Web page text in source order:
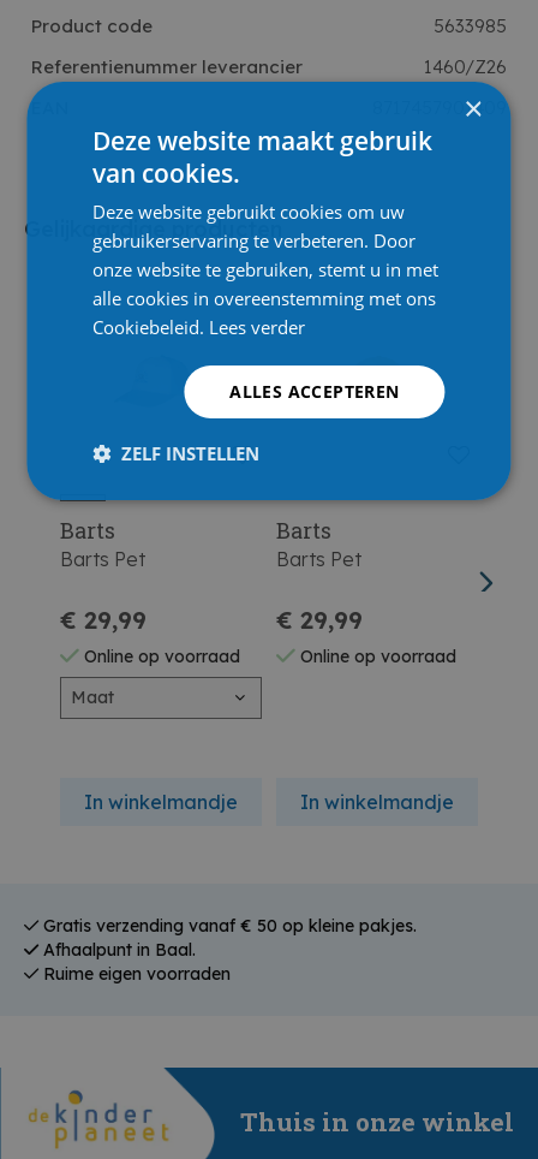
Product code
5633985
Referentienummer leverancier
1460/Z26
EAN
8717457901409
Gelijkaardige producten
Barts
Barts Pet
€ 29,99
Online op voorraad
Maat
In winkelmandje
Barts
Barts Pet
€ 29,99
Online op voorraad
In winkelmandje
Gratis verzending vanaf € 50 op kleine pakjes.
Afhaalpunt in Baal.
Ruime eigen voorraden
Thuis in onze winkel
×
Deze website maakt gebruik
van cookies.
Deze website gebruikt cookies om uw
gebruikerservaring te verbeteren. Door
onze website te gebruiken, stemt u in met
alle cookies in overeenstemming met ons
Cookiebeleid. Lees verder
ALLES ACCEPTEREN
ZELF INSTELLEN